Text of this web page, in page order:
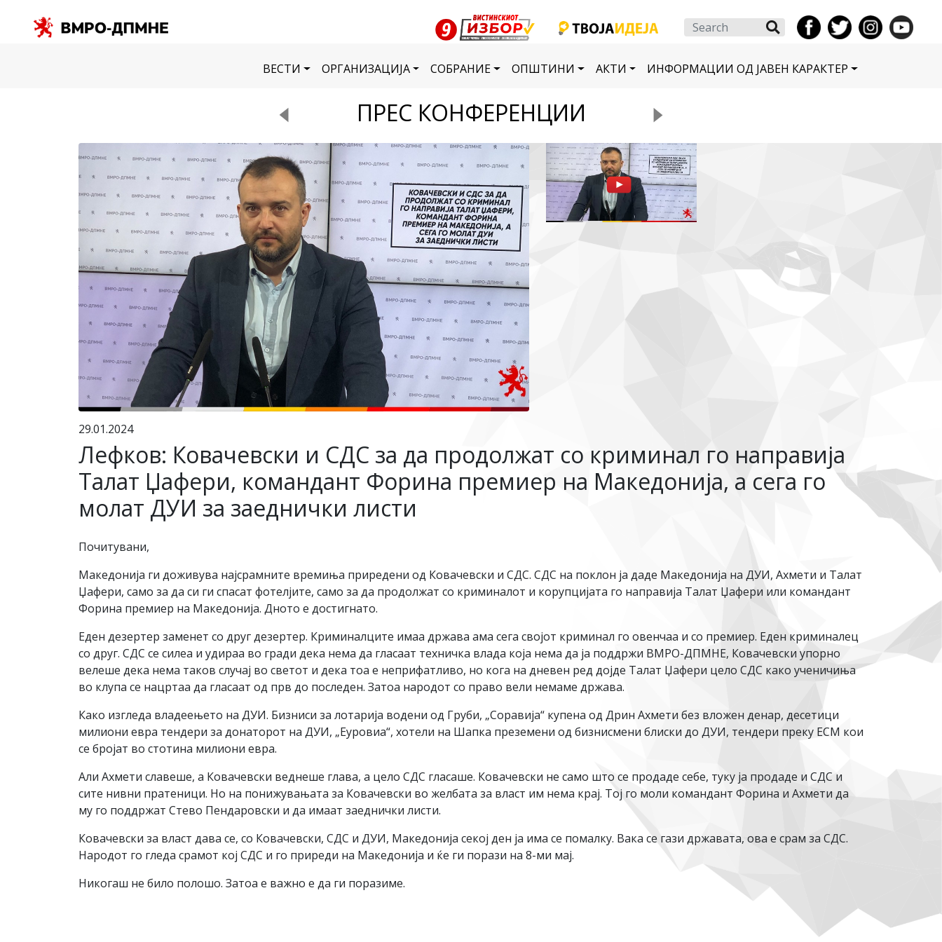
Search
ВЕСТИ ОРГАНИЗАЦИЈА СОБРАНИЕ ОПШТИНИ АКТИ ИНФОРМАЦИИ ОД ЈАВЕН КАРАКТЕР
ПРЕС КОНФЕРЕНЦИИ
29.01.2024
Лефков: Ковачевски и СДС за да продолжат со криминал го направија
Талат Џафери, командант Форина премиер на Македонија, а сега го
молат ДУИ за заеднички листи
Почитувани,
Македонија ги доживува најсрамните времиња приредени од Ковачевски и СДС. СДС на поклон ја даде Македонија на ДУИ, Ахмети и Талат
Џафери, само за да си ги спасат фотелјите, само за да продолжат со криминалот и корупцијата го направија Талат Џафери или командант
Форина премиер на Македонија. Дното е достигнато.
Еден дезертер заменет со друг дезертер. Криминалците имаа држава ама сега својот криминал го овенчаа и со премиер. Еден криминалец
со друг. СДС се силеа и удираа во гради дека нема да гласаат техничка влада која нема да ја поддржи ВМРО-ДПМНЕ, Ковачевски упорно
велеше дека нема таков случај во светот и дека тоа е неприфатливо, но кога на дневен ред дојде Талат Џафери цело СДС како ученичиња
во клупа се нацртаа да гласаат од прв до последен. Затоа народот со право вели немаме држава.
Како изгледа владеењето на ДУИ. Бизниси за лотарија водени од Груби, „Соравија“ купена од Дрин Ахмети без вложен денар, десетици
милиони евра тендери за донаторот на ДУИ, „Еуровиа“, хотели на Шапка преземени од бизнисмени блиски до ДУИ, тендери преку ЕСМ кои
се бројат во стотина милиони евра.
Али Ахмети славеше, а Ковачевски веднеше глава, а цело СДС гласаше. Ковачевски не само што се продаде себе, туку ја продаде и СДС и
сите нивни пратеници. Но на понижувањата за Ковачевски во желбата за власт им нема крај. Тој го моли командант Форина и Ахмети да
му го поддржат Стево Пендаровски и да имаат заеднички листи.
Ковачевски за власт дава се, со Ковачевски, СДС и ДУИ, Македонија секој ден ја има се помалку. Вака се гази државата, ова е срам за СДС.
Народот го гледа срамот кој СДС и го приреди на Македонија и ќе ги порази на 8-ми мај.
Никогаш не било полошо. Затоа е важно е да ги поразиме.